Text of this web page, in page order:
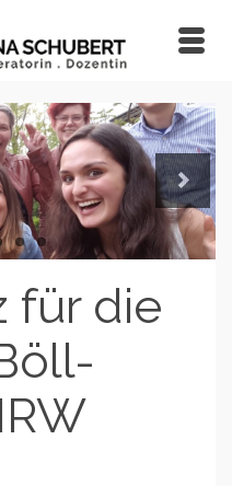
Next
für die